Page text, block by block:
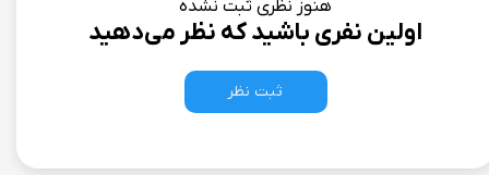
هنوز نظری ثبت نشده
اولین نفری باشید که نظر می‌دهید
ثبت نظر